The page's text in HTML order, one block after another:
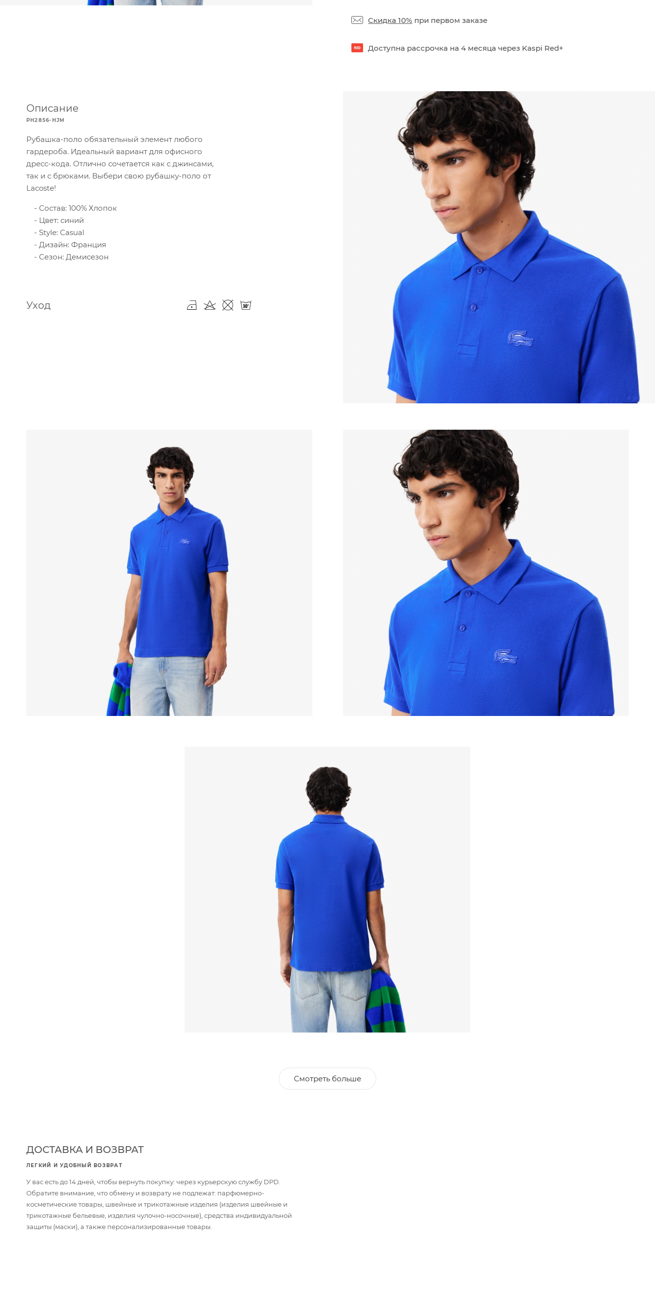
Скидка 10% при первом заказе
Доступна рассрочка на 4 месяца через Kaspi Red+
Описание
PH2856-HJM
Рубашка-поло обязательный элемент любого
гардероба. Идеальный вариант для офисного
дресс-кода. Отлично сочетается как с джинсами,
так и с брюками. Выбери свою рубашку-поло от
Lacoste!
Состав: 100% Хлопок
Цвет: синий
Style: Casual
Дизайн: Франция
Сезон: Демисезон
Уход
Смотреть больше
ДОСТАВКА И ВОЗВРАТ
ЛЕГКИЙ И УДОБНЫЙ ВОЗВРАТ
У вас есть до 14 дней, чтобы вернуть покупку: через курьерскую службу DPD.
Обратите внимание, что обмену и возврату не подлежат: парфюмерно-
косметические товары, швейные и трикотажные изделия (изделия швейные и
трикотажные бельевые, изделия чулочно-носочные), средства индивидуальной
защиты (маски), а также персонализированные товары.